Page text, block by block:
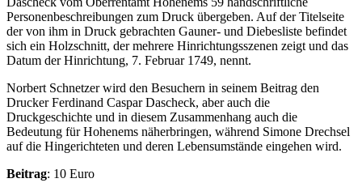
Personenbeschreibungen zum Druck übergeben. Auf der Titelseite
der von ihm in Druck gebrachten Gauner- und Diebesliste befindet
sich ein Holzschnitt, der mehrere Hinrichtungsszenen zeigt und das
Datum der Hinrichtung, 7. Februar 1749, nennt.
Norbert Schnetzer wird den Besuchern in seinem Beitrag den
Drucker Ferdinand Caspar Dascheck, aber auch die
Druckgeschichte und in diesem Zusammenhang auch die
Bedeutung für Hohenems näherbringen, während Simone Drechsel
auf die Hingerichteten und deren Lebensumstände eingehen wird.
Beitrag: 10 Euro